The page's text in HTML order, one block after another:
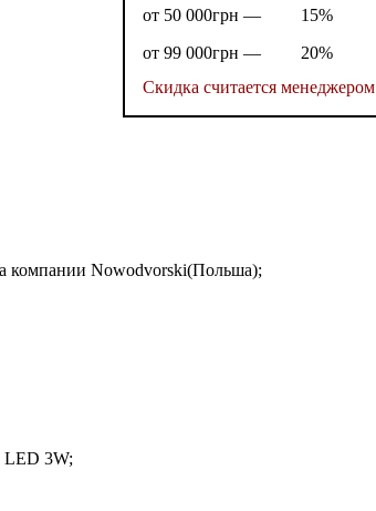
от 50 000грн —
15%
от 99 000грн —
20%
Скидка считается менеджером
компании Nowodvorski(Польша);
LED 3W;